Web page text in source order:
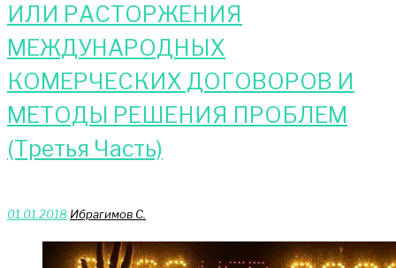
ИЛИ РАСТОРЖЕНИЯ
МЕЖДУНАРОДНЫХ
КОМЕРЧЕСКИХ ДОГОВОРОВ И
МЕТОДЫ РЕШЕНИЯ ПРОБЛЕМ
(Третья Часть)
01.01.2018 Ибрагимов С.